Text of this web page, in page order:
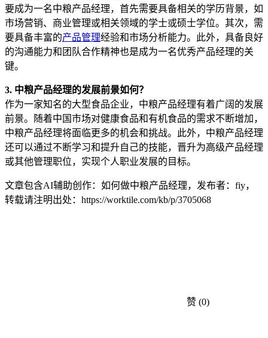
要成为一名中粮产品经理，首先需要具备相关的学历背景，如
市场营销、商业管理或相关领域的学士或硕士学位。其次，需
要具备丰富的产品管理经验和市场分析能力。此外，具备良好
的沟通能力和团队合作精神也是成为一名优秀产品经理的关
键。
3. 中粮产品经理的发展前景如何？
作为一家知名的大型食品企业，中粮产品经理有着广阔的发展
前景。随着中国市场对健康食品和有机食品的需求不断增加，
中粮产品经理将面临更多的机会和挑战。此外，中粮产品经理
还可以通过不断学习和提升自己的技能，晋升为高级产品经理
或其他管理职位，实现个人职业发展的目标。
文章包含AI辅助创作：如何做中粮产品经理，发布者：fiy，
转载请注明出处： https://worktile.com/kb/p/3705068
赞 (0)